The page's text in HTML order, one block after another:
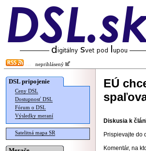
neprihlásený
DSL pripojenie
Ceny DSL
Dostupnosť DSL
Fórum o DSL
Výsledky meraní
Satelitná mapa SR
EÚ
Diskusia k
Prispievajte do
Komentár, na